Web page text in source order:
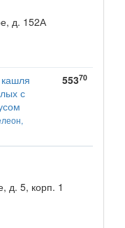
д. 152А
с
55370
д. 5, корп. 1